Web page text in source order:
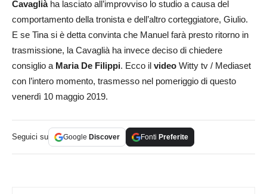
Cavagliàha lasciato all’improvviso lo studio a causa del
comportamento della tronista e dell’altro corteggiatore, Giulio.
E se Tina si è detta convinta che Manuel farà presto ritorno in
trasmissione, la Cavaglià ha invece deciso di chiedere
consiglio a Maria De Filippi. Ecco il video Witty tv / Mediaset
con l’intero momento, trasmesso nel pomeriggio di questo
venerdì 10 maggio 2019.
Seguici su Google Discover Fonti Preferite